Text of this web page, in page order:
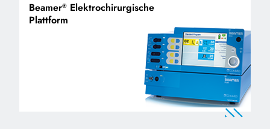
Beamer® Elektrochirurgische
Plattform